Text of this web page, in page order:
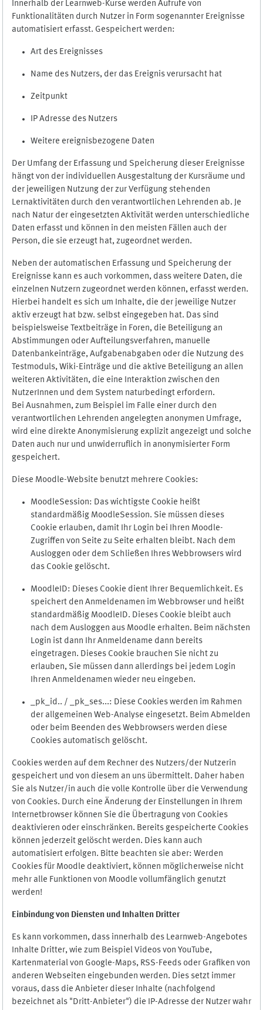
Innerhalb der Learnweb-Kurse werden Aufrufe von
Funktionalitäten durch Nutzer in Form sogenannter Ereignisse
automatisiert erfasst. Gespeichert werden:
Art des Ereignisses
Name des Nutzers, der das Ereignis verursacht hat
Zeitpunkt
IP Adresse des Nutzers
Weitere ereignisbezogene Daten
Der Umfang der Erfassung und Speicherung dieser Ereignisse
hängt von der individuellen Ausgestaltung der Kursräume und
der jeweiligen Nutzung der zur Verfügung stehenden
Lernaktivitäten durch den verantwortlichen Lehrenden ab. Je
nach Natur der eingesetzten Aktivität werden unterschiedliche
Daten erfasst und können in den meisten Fällen auch der
Person, die sie erzeugt hat, zugeordnet werden.
Neben der automatischen Erfassung und Speicherung der
Ereignisse kann es auch vorkommen, dass weitere Daten, die
einzelnen Nutzern zugeordnet werden können, erfasst werden.
Hierbei handelt es sich um Inhalte, die der jeweilige Nutzer
aktiv erzeugt hat bzw. selbst eingegeben hat. Das sind
beispielsweise Textbeiträge in Foren, die Beteiligung an
Abstimmungen oder Aufteilungsverfahren, manuelle
Datenbankeinträge, Aufgabenabgaben oder die Nutzung des
Testmoduls, Wiki-Einträge und die aktive Beteiligung an allen
weiteren Aktivitäten, die eine Interaktion zwischen den
NutzerInnen und dem System naturbedingt erfordern.
Bei Ausnahmen, zum Beispiel im Falle einer durch den
verantwortlichen Lehrenden angelegten anonymen Umfrage,
wird eine direkte Anonymisierung explizit angezeigt und solche
Daten auch nur und unwiderruflich in anonymisierter Form
gespeichert.
Diese Moodle-Website benutzt mehrere Cookies:
MoodleSession: Das wichtigste Cookie heißt
standardmäßig MoodleSession. Sie müssen dieses
Cookie erlauben, damit Ihr Login bei Ihren Moodle-
Zugriffen von Seite zu Seite erhalten bleibt. Nach dem
Ausloggen oder dem Schließen Ihres Webbrowsers wird
das Cookie gelöscht.
MoodleID: Dieses Cookie dient Ihrer Bequemlichkeit. Es
speichert den Anmeldenamen im Webbrowser und heißt
standardmäßig MoodleID. Dieses Cookie bleibt auch
nach dem Ausloggen aus Moodle erhalten. Beim nächsten
Login ist dann Ihr Anmeldename dann bereits
eingetragen. Dieses Cookie brauchen Sie nicht zu
erlauben, Sie müssen dann allerdings bei jedem Login
Ihren Anmeldenamen wieder neu eingeben.
_pk_id.. / _pk_ses...: Diese Cookies werden im Rahmen
der allgemeinen Web-Analyse eingesetzt. Beim Abmelden
oder beim Beenden des Webbrowsers werden diese
Cookies automatisch gelöscht.
Cookies werden auf dem Rechner des Nutzers/der Nutzerin
gespeichert und von diesem an uns übermittelt. Daher haben
Sie als Nutzer/in auch die volle Kontrolle über die Verwendung
von Cookies. Durch eine Änderung der Einstellungen in Ihrem
Internetbrowser können Sie die Übertragung von Cookies
deaktivieren oder einschränken. Bereits gespeicherte Cookies
können jederzeit gelöscht werden. Dies kann auch
automatisiert erfolgen. Bitte beachten sie aber: Werden
Cookies für Moodle deaktiviert, können möglicherweise nicht
mehr alle Funktionen von Moodle vollumfänglich genutzt
werden!
Einbindung von Diensten und Inhalten Dritter
Es kann vorkommen, dass innerhalb des Learnweb-Angebotes
Inhalte Dritter, wie zum Beispiel Videos von YouTube,
Kartenmaterial von Google-Maps, RSS-Feeds oder Grafiken von
anderen Webseiten eingebunden werden. Dies setzt immer
voraus, dass die Anbieter dieser Inhalte (nachfolgend
bezeichnet als "Dritt-Anbieter") die IP-Adresse der Nutzer wahr